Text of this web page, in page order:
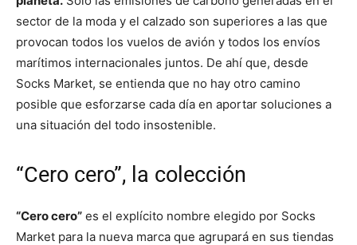
sector de la moda y el calzado son superiores a las que
provocan todos los vuelos de avión y todos los envíos
marítimos internacionales juntos. De ahí que, desde
Socks Market, se entienda que no hay otro camino
posible que esforzarse cada día en aportar soluciones a
una situación del todo insostenible.
“Cero cero”, la colección
“Cero cero” es el explícito nombre elegido por Socks
Market para la nueva marca que agrupará en sus tiendas